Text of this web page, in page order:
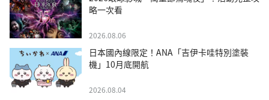
略一次看
2026.08.06
日本國內線限定！ANA「吉伊卡哇特別塗裝
機」10月底開航
2026.08.04